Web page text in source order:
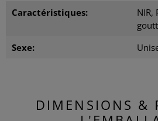
Caractéristiques:
NIR,
Sexe:
DIMENSIONS &